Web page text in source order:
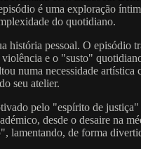
é uma exploração
do quotidiano.
pessoal. O episódio
e o "susto"
numa necessidade
seu atelier.
pelo "espírito de
desde o desaire na
lamentando, de forma